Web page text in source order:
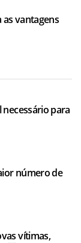
as vantagens
para
número de
vítimas,